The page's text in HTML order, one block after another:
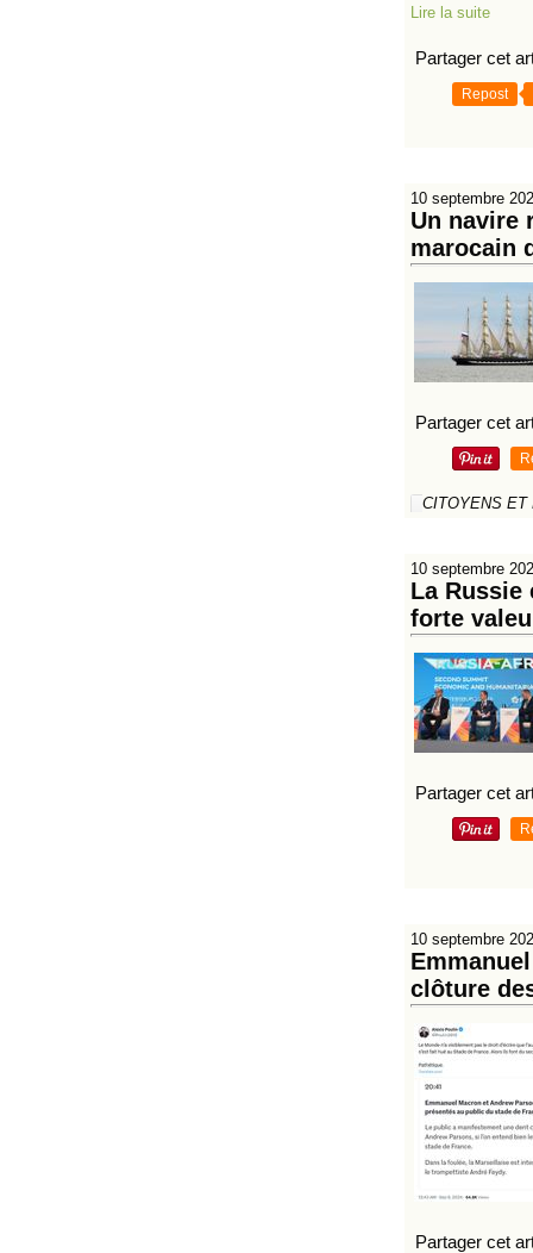
Lire la suite
Partager cet
Repost
10 septembre
Un navire
marocain
Partager cet
CITOYENS ET
10 septembre
La Russie
forte
Partager cet
10 septembre
clôture
Partager cet